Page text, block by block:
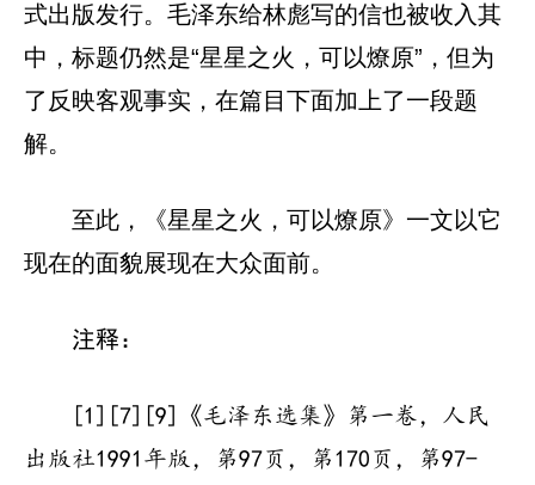
式出版发行。毛泽东给林彪写的信也被收入其
中，标题仍然是“星星之火，可以燎原”，但为
了反映客观事实，在篇目下面加上了一段题
解。
至此，《星星之火，可以燎原》一文以它
现在的面貌展现在大众面前。
注释：
[1][7][9]《毛泽东选集》第一卷，人民
出版社1991年版，第97页，第170页，第97-